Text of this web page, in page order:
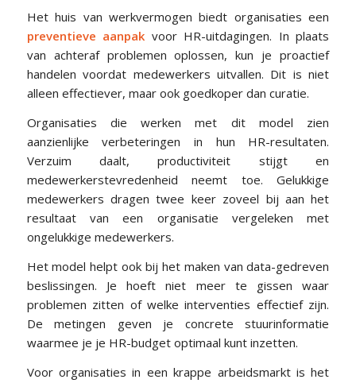
Het huis van werkvermogen biedt organisaties een
preventieve aanpak voor HR-uitdagingen. In plaats
van achteraf problemen oplossen, kun je proactief
handelen voordat medewerkers uitvallen. Dit is niet
alleen effectiever, maar ook goedkoper dan curatie.
Organisaties die werken met dit model zien
aanzienlijke verbeteringen in hun HR-resultaten.
Verzuim daalt, productiviteit stijgt en
medewerkerstevredenheid neemt toe. Gelukkige
medewerkers dragen twee keer zoveel bij aan het
resultaat van een organisatie vergeleken met
ongelukkige medewerkers.
Het model helpt ook bij het maken van data-gedreven
beslissingen. Je hoeft niet meer te gissen waar
problemen zitten of welke interventies effectief zijn.
De metingen geven je concrete stuurinformatie
waarmee je je HR-budget optimaal kunt inzetten.
Voor organisaties in een krappe arbeidsmarkt is het